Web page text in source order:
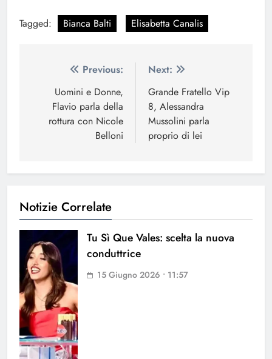
Tagged: Bianca Balti Elisabetta Canalis
Navigazione
articoli
Previous:
Uomini e Donne,
Flavio parla della
rottura con Nicole
Belloni
Next:
Grande Fratello Vip
8, Alessandra
Mussolini parla
proprio di lei
Notizie Correlate
Tu Sì Que Vales: scelta la nuova
conduttrice
15 Giugno 2026 • 11:57